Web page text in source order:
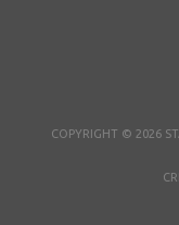
COPYRIGHT © 2026